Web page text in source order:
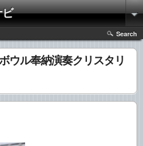
ビ
Search
ウル奉納演奏クリスタリ